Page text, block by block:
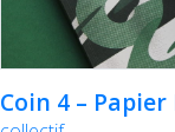
Coin 4 –